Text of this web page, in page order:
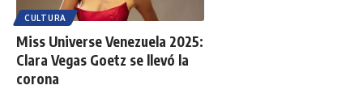
CULTURA
Miss Universe Venezuela 2025:
Clara Vegas Goetz se llevó la
corona